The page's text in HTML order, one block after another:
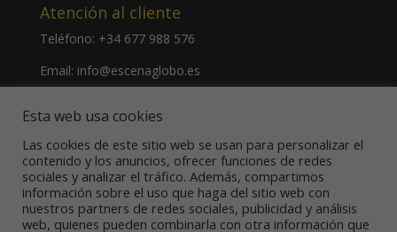
Atención al cliente
Teléfono: +34 677 988 576
Email: info@escenaglobo.es
Aviso Legal
Política de Privacidad
Esta web usa cookies
Las cookies de este sitio web se usan para personalizar el
contenido y los anuncios, ofrecer funciones de redes
sociales y analizar el tráfico. Además, compartimos
información sobre el uso que haga del sitio web con
nuestros partners de redes sociales, publicidad y análisis
web, quienes pueden combinarla con otra información que